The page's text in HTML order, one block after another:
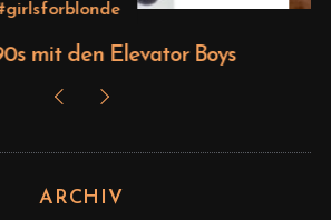
Beauty
Editorial – Venus
ARCHIV